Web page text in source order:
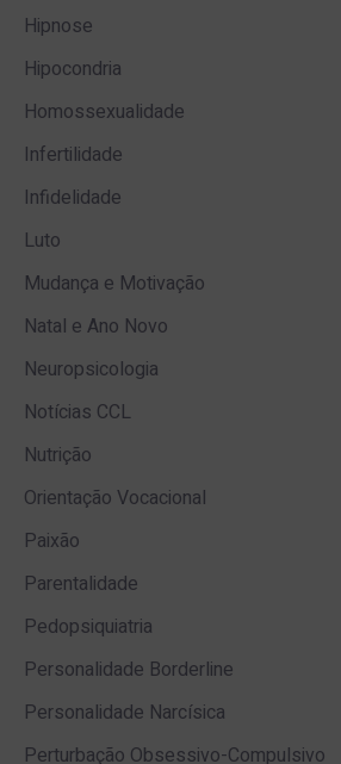
Hipnose
Hipocondria
Homossexualidade
Infertilidade
Infidelidade
Luto
Mudança e Motivação
Natal e Ano Novo
Neuropsicologia
Notícias CCL
Nutrição
Orientação Vocacional
Paixão
Parentalidade
Pedopsiquiatria
Personalidade Borderline
Personalidade Narcísica
Perturbação Obsessivo-Compulsivo